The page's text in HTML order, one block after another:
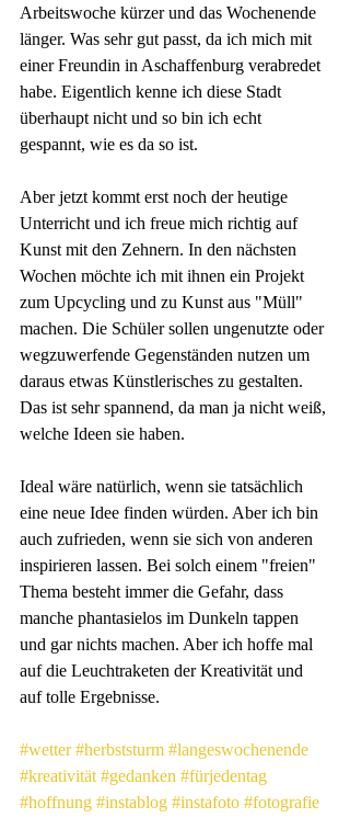
Arbeitswoche kürzer und das Wochenende
länger. Was sehr gut passt, da ich mich mit
einer Freundin in Aschaffenburg verabredet
habe. Eigentlich kenne ich diese Stadt
überhaupt nicht und so bin ich echt
gespannt, wie es da so ist.
Aber jetzt kommt erst noch der heutige
Unterricht und ich freue mich richtig auf
Kunst mit den Zehnern. In den nächsten
Wochen möchte ich mit ihnen ein Projekt
zum Upcycling und zu Kunst aus "Müll"
machen. Die Schüler sollen ungenutzte oder
wegzuwerfende Gegenständen nutzen um
daraus etwas Künstlerisches zu gestalten.
Das ist sehr spannend, da man ja nicht weiß,
welche Ideen sie haben.
Ideal wäre natürlich, wenn sie tatsächlich
eine neue Idee finden würden. Aber ich bin
auch zufrieden, wenn sie sich von anderen
inspirieren lassen. Bei solch einem "freien"
Thema besteht immer die Gefahr, dass
manche phantasielos im Dunkeln tappen
und gar nichts machen. Aber ich hoffe mal
auf die Leuchtraketen der Kreativität und
auf tolle Ergebnisse.
#wetter #herbststurm #langeswochenende
#kreativität #gedanken #fürjedentag
#hoffnung #instablog #instafoto #fotografie